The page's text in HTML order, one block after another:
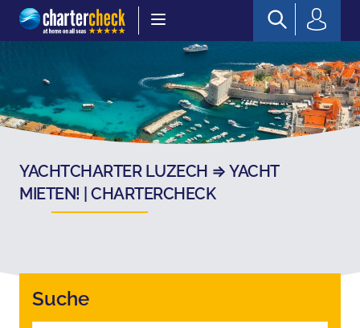
Chartercheck
YACHTCHARTER LUZECH ⇒ YACHT
MIETEN! | CHARTERCHECK
Suche